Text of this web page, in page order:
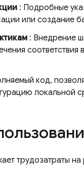
: Подробные
или создание
: Внедрение
код,
локальной
трудозатраты